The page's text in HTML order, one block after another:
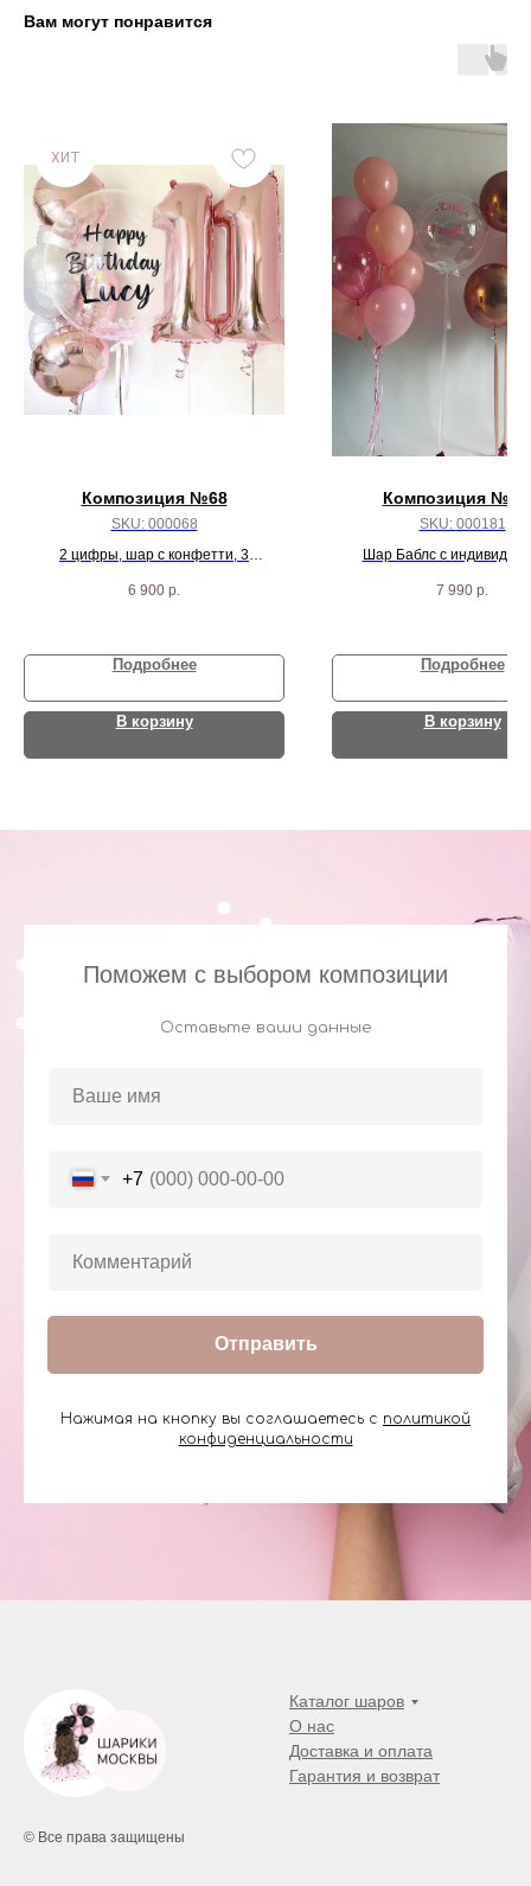
Вам могут понравится
ХИТ
Композиция №68
SKU: 000068
2 цифры, шар с конфетти, 3
круга
6 900 р.
Подробнее
В корзину
Композиция №
SKU: 000181
Шар Баблс с
розовых шариков
7 990 р.
Подробнее
В корзину
Поможем с выбором композиции
Оставьте ваши данные
+7
Отправить
Нажимая на кнопку вы соглашаетесь с политикой
конфиденциальности
© Все права защищены
Каталог шаров
О нас
Доставка и оплата
Гарантия и возврат